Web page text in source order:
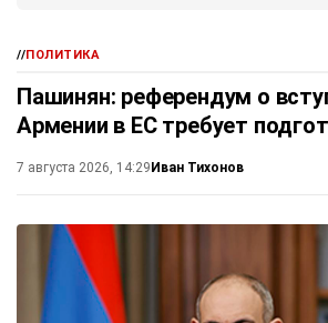
//ПОЛИТИКА
Пашинян: референдум о
Армении в ЕС требует
7 августа 2026, 14:29Иван Тихонов